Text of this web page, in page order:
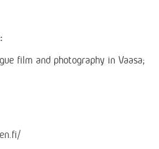
film and photography in Vaasa;